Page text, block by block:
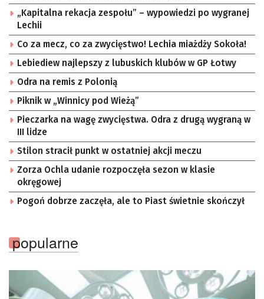
„Kapitalna rekacja zespołu” – wypowiedzi po wygranej
Lechii
Co za mecz, co za zwycięstwo! Lechia miażdży Sokoła!
Lebiediew najlepszy z lubuskich klubów w GP Łotwy
Odra na remis z Polonią
Piknik w „Winnicy pod Wieżą”
Pieczarka na wagę zwycięstwa. Odra z drugą wygraną w
III lidze
Stilon stracił punkt w ostatniej akcji meczu
Zorza Ochla udanie rozpoczęła sezon w klasie
okręgowej
Pogoń dobrze zaczęła, ale to Piast świetnie skończył
popularne